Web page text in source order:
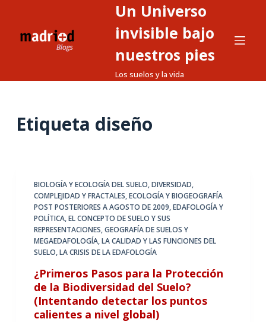
Un Universo
invisible bajo
nuestros pies
Los suelos y la vida
Etiqueta diseño
BIOLOGÍA Y ECOLOGÍA DEL SUELO,DIVERSIDAD,
COMPLEJIDAD Y FRACTALES,ECOLOGÍA Y BIOGEOGRAFÍA
POST POSTERIORES A AGOSTO DE 2009,EDAFOLOGÍA Y
POLÍTICA,EL CONCEPTO DE SUELO Y SUS
REPRESENTACIONES,GEOGRAFÍA DE SUELOS Y
MEGAEDAFOLOGÍA,LA CALIDAD Y LAS FUNCIONES DEL
SUELO,LA CRISIS DE LA EDAFOLOGÍA
¿Primeros Pasos para la Protección
de la Biodiversidad del Suelo?
(Intentando detectar los puntos
calientes a nivel global)